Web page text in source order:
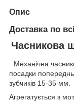
Опис
Доставка по
Часникова
Механічна
посадки
зубчиків 15-35 мм.
Агрегатується з